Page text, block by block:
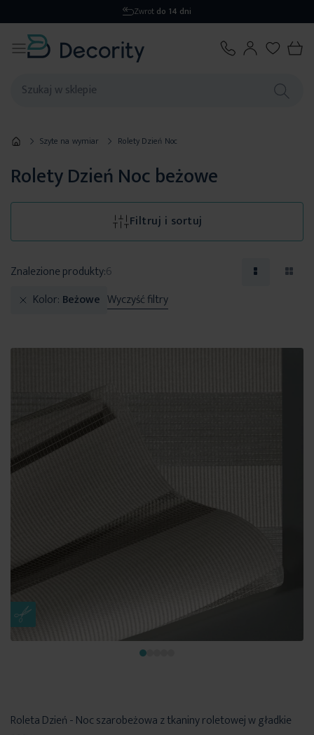
Wysyłka 1-2 dni
Szyte na wymiar Rolety Dzień Noc
Rolety Dzień Noc beżowe
Filtruj i sortuj
Znalezione produkty:6
Kolor Beżowe Wyczyść filtry
Roleta Dzień - Noc szarobeżowa z tkaniny roletowej w gładkie